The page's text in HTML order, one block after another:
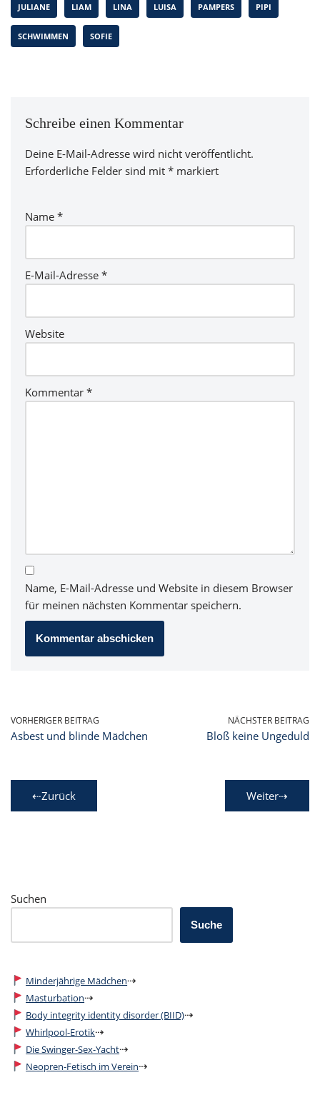
JULIANE LIAM LINA LUISA PAMPERS PIPI
SCHWIMMEN SOFIE
Schreibe einen Kommentar
Deine E-Mail-Adresse wird nicht veröffentlicht.
Erforderliche Felder sind mit * markiert
Name *
E-Mail-Adresse *
Website
Kommentar *
Name, E-Mail-Adresse und Website in diesem Browser
für meinen nächsten Kommentar speichern.
VORHERIGER BEITRAG
Asbest und blinde Mädchen
NÄCHSTER BEITRAG
Bloß keine Ungeduld
⇠Zurück Weiter⇢
Suchen
Suche
Minderjährige Mädchen⇢
Masturbation⇢
Body integrity identity disorder (BIID)⇢
Whirlpool-Erotik⇢
Die Swinger-Sex-Yacht⇢
Neopren-Fetisch im Verein⇢